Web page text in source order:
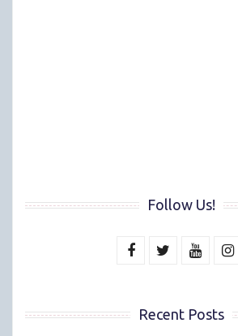
Follow Us!
Recent Posts